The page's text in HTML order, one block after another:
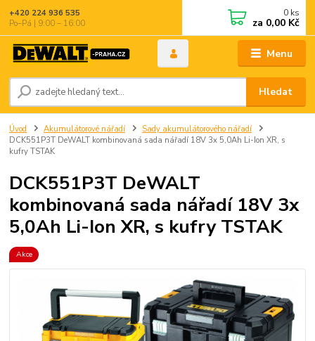
Menu
Hledat
+420 224 936 535
Po–Pá | 9:00 – 16:00
0 ks
za 0,00 Kč
Úvod Akumulátorové nářadí
Sady akumulátorového nářadí
DCK551P3T DeWALT kombinovaná sada nářadí 18V 3x 5,0Ah Li-Ion XR, s
kufry TSTAK
DCK551P3T DeWALT
kombinovaná sada nářadí 18V 3x
5,0Ah Li-Ion XR, s kufry TSTAK
Akce